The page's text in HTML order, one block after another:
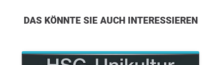
DAS KÖNNTE SIE AUCH INTERESSIEREN